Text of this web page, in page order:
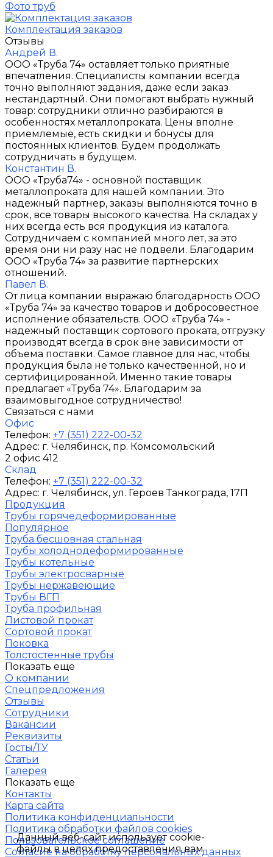
Фото труб
Комплектация заказов
Отзывы
Андрей В.
ООО «Труба 74» оставляет только приятные
впечатления. Специалисты компании всегда
точно выполняют задания, даже если заказ
нестандартный. Они помогают выбрать нужный
товар: сотрудники отлично разбираются в
особенностях металлопроката. Цены вполне
приемлемые, есть скидки и бонусы для
постоянных клиентов. Будем продолжать
сотрудничать в будущем.
Константин В.
ООО «Труба74» - основной поставщик
металлопроката для нашей компании. Это
надежный партнер, заказы выполняются точно в
срок, все товары высокого качества. На складах у
них всегда есть вся продукция из каталога.
Сотрудничаем с компанией много лет, за это
время они ни разу нас не подвели. Благодарим
ООО «Труба 74» за развитие партнерских
отношений.
Павел В.
От лица компании выражаю благодарность ООО
«Труба 74» за качество товаров и добросовестное
исполнение обязательств. ООО «Труба 74» -
надежный поставщик сортового проката, отгрузку
производят всегда в срок вне зависимости от
объема поставки. Самое главное для нас, чтобы
продукция была не только качественной, но и
сертифицированной. Именно такие товары
предлагает «Труба 74». Благодарим за
взаимовыгодное сотрудничество!
Связаться с нами
Офис
Телефон: +7 (351) 222-00-32
Адрес: г. Челябинск, пр. Комсомольский
2 офис 412
Склад
Телефон: +7 (351) 222-00-32
Адрес: г. Челябинск, ул. Героев Танкограда, 17П
Продукция
Трубы горячедеформированные
Популярное
Труба бесшовная стальная
Трубы холоднодеформированные
Трубы котельные
Трубы электросварные
Трубы нержавеющие
Трубы ВГП
Труба профильная
Листовой прокат
Сортовой прокат
Поковка
Толстостенные трубы
Показать еще
О компании
Спецпредложения
Отзывы
Сотрудники
Вакансии
Реквизиты
Госты/ТУ
Статьи
Галерея
Показать еще
Контакты
Карта сайта
Политика конфиденциальности
Политика обработки файлов cookies
Пользовательское соглашение
Согласие на обработку персональных данных
Данный веб-сайт использует cookie-
файлы в целях предоставления вам